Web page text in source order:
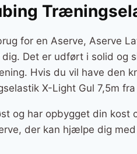
for en Aserve, Aserve
Det er udført i solid og
Hvis du vil have den
X-Light Gul 7,5m
og har opbygget din kost
der kan hjælpe dig